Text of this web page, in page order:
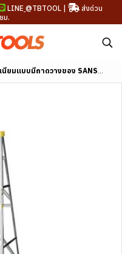
LINE @TBTOOL |
ส่งด่วน
ม.
บมีถาดวางของ SANSUI รุ่น LD-TSS (3-8 ขั้น)